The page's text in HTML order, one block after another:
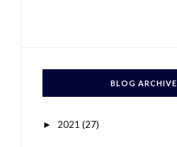
BLOG ARCHIVE
► 2021(27)